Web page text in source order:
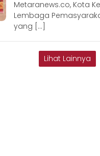
Metaranews.co, Kota
Lembaga
yang […]
Lihat Lainnya